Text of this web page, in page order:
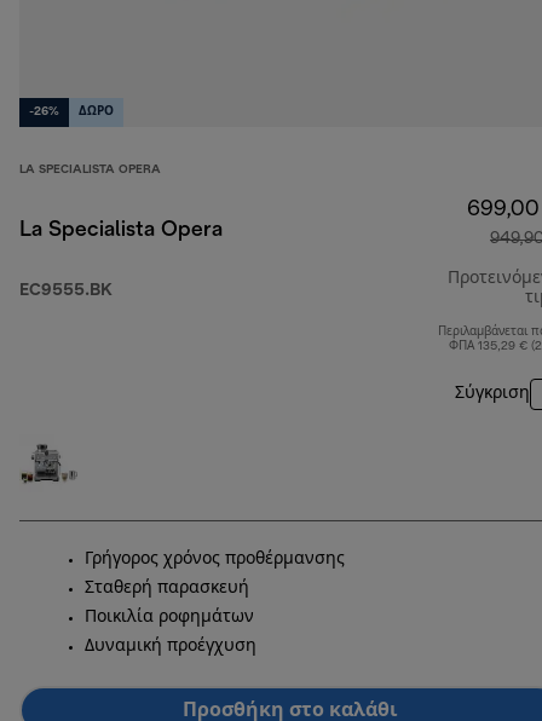
-26% ΔΩΡΟ
LA SPECIALISTA OPERA
La Specialista Opera
EC9555.BK
Περιλαμβάνεται
ΦΠΑ 135,29 €
Σύγκριση
Γρήγορος χρόνος προθέρμανσης
Σταθερή παρασκευή
Ποικιλία ροφημάτων
Δυναμική προέγχυση
Προσθήκη στο καλάθι